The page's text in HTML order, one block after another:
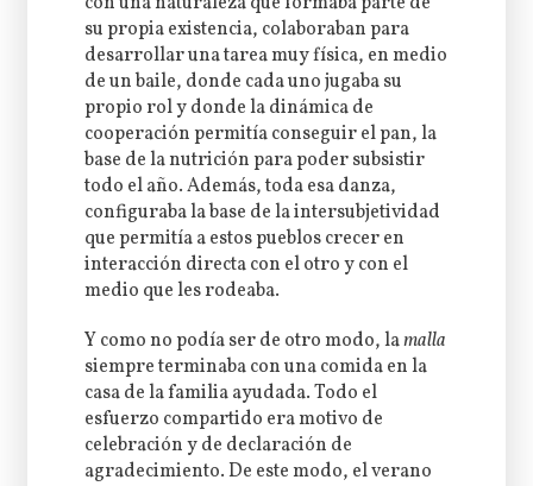
su propia existencia, colaboraban para
desarrollar una tarea muy física, en medio
de un baile, donde cada uno jugaba su
propio rol y donde la dinámica de
cooperación permitía conseguir el pan, la
base de la nutrición para poder subsistir
todo el año. Además, toda esa danza,
configuraba la base de la intersubjetividad
que permitía a estos pueblos crecer en
interacción directa con el otro y con el
medio que les rodeaba.
Y como no podía ser de otro modo, lamalla
siempre terminaba con una comida en la
casa de la familia ayudada. Todo el
esfuerzo compartido era motivo de
celebración y de declaración de
agradecimiento. De este modo, el verano